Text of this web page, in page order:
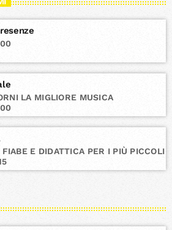
LA MIGLIORE MUSICA
FIABE E DIDATTICA PER I PIÙ PICCOLI